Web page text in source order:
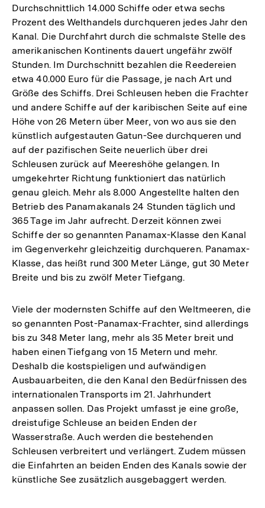
Durchschnittlich 14.000 Schiffe oder etwa sechs
Prozent des Welthandels durchqueren jedes Jahr den
Kanal. Die Durchfahrt durch die schmalste Stelle des
amerikanischen Kontinents dauert ungefähr zwölf
Stunden. Im Durchschnitt bezahlen die Reedereien
etwa 40.000 Euro für die Passage, je nach Art und
Größe des Schiffs. Drei Schleusen heben die Frachter
und andere Schiffe auf der karibischen Seite auf eine
Höhe von 26 Metern über Meer, von wo aus sie den
künstlich aufgestauten Gatun-See durchqueren und
auf der pazifischen Seite neuerlich über drei
Schleusen zurück auf Meereshöhe gelangen. In
umgekehrter Richtung funktioniert das natürlich
genau gleich. Mehr als 8.000 Angestellte halten den
Betrieb des Panamakanals 24 Stunden täglich und
365 Tage im Jahr aufrecht. Derzeit können zwei
Schiffe der so genannten Panamax-Klasse den Kanal
im Gegenverkehr gleichzeitig durchqueren. Panamax-
Klasse, das heißt rund 300 Meter Länge, gut 30 Meter
Breite und bis zu zwölf Meter Tiefgang.
Viele der modernsten Schiffe auf den Weltmeeren, die
so genannten Post-Panamax-Frachter, sind allerdings
bis zu 348 Meter lang, mehr als 35 Meter breit und
haben einen Tiefgang von 15 Metern und mehr.
Deshalb die kostspieligen und aufwändigen
Ausbauarbeiten, die den Kanal den Bedürfnissen des
internationalen Transports im 21. Jahrhundert
anpassen sollen. Das Projekt umfasst je eine große,
dreistufige Schleuse an beiden Enden der
Wasserstraße. Auch werden die bestehenden
Schleusen verbreitert und verlängert. Zudem müssen
die Einfahrten an beiden Enden des Kanals sowie der
künstliche See zusätzlich ausgebaggert werden.